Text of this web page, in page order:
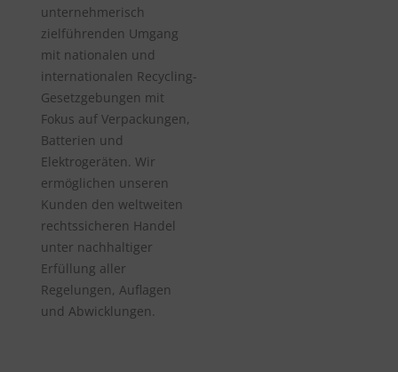
unternehmerisch
zielführenden Umgang
mit nationalen und
internationalen Recycling-
Gesetzgebungen mit
Fokus auf Verpackungen,
Batterien und
Elektrogeräten. Wir
ermöglichen unseren
Kunden den weltweiten
rechtssicheren Handel
unter nachhaltiger
Erfüllung aller
Regelungen, Auflagen
und Abwicklungen.